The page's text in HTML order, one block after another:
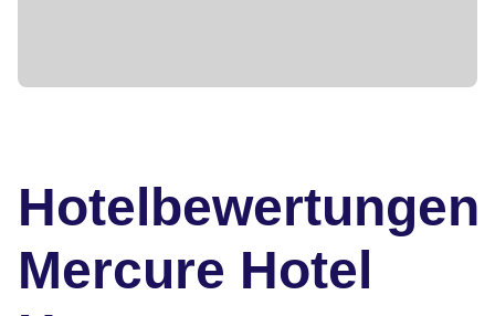
Hotelbewertungen
Mercure Hotel